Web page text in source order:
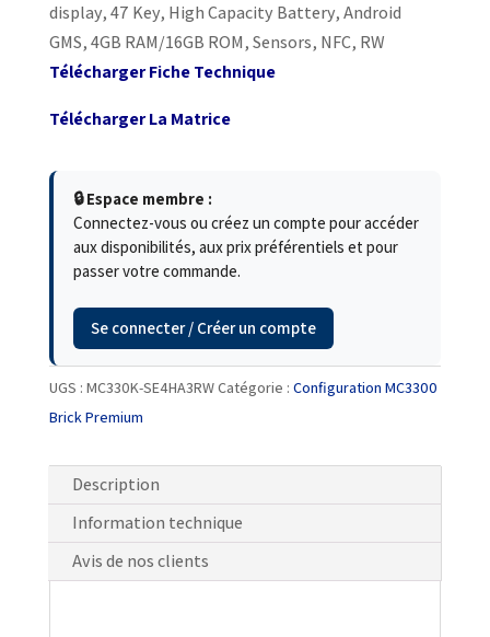
display, 47 Key, High Capacity Battery, Android
GMS, 4GB RAM/16GB ROM, Sensors, NFC, RW
Télécharger Fiche Technique
Télécharger La Matrice
🔒 Espace membre :
Connectez-vous ou créez un compte pour accéder
aux disponibilités, aux prix préférentiels et pour
passer votre commande.
Se connecter / Créer un compte
UGS : MC330K-SE4HA3RWCatégorie : Configuration MC3300
Brick Premium
Description
Information technique
Avis de nos clients